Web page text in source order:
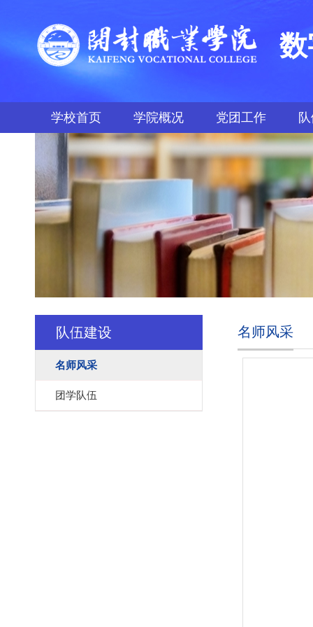
学校首页 学院概况 党团工作
队伍建设
名师风采
团学队伍
名师风采